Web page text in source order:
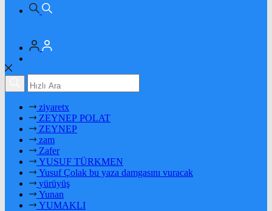
ziyaretx
ZEYNEP POLAT
ZEYNEP
zam
Zafer
YUSUF TÜRKMEN
Yusuf Çolak bu yaza damgasını vuracak
yürüyüş
Yunan
YUMAKLI